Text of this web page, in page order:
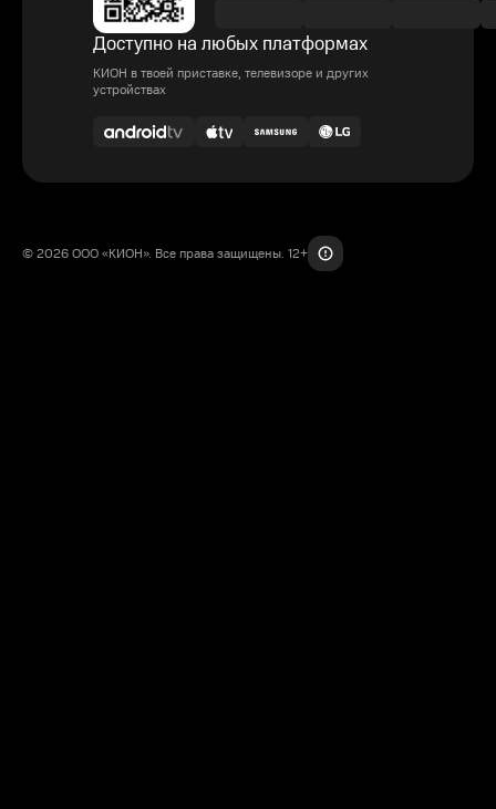
Доступно на любых платформах
КИОН в твоей приставке, телевизоре и других
устройствах
© 2026 ООО «КИОН». Все права защищены. 12+